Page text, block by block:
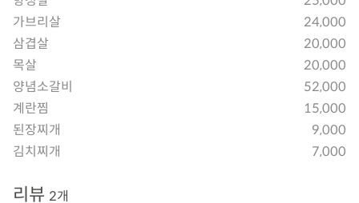
가브리살
24,000
삼겹살
20,000
목살
20,000
양념소갈비
52,000
계란찜
15,000
된장찌개
9,000
김치찌개
7,000
리뷰 2개